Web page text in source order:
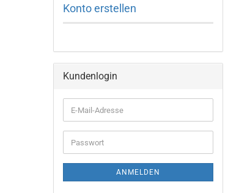
Konto erstellen
Kundenlogin
E-
Mail-
Adresse
Passwort
ANMELDEN